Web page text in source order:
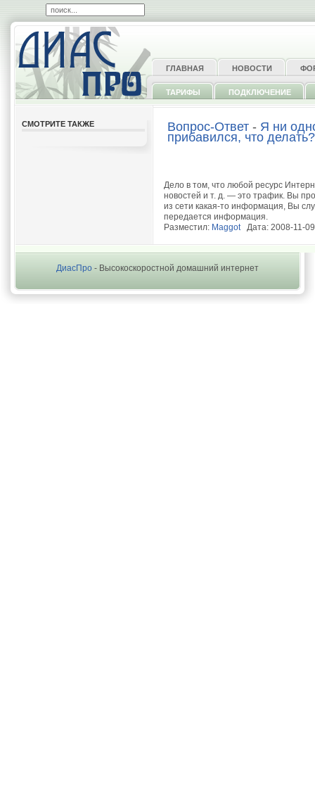
ГЛАВНАЯ НОВОСТИ
ТАРИФЫ ПОДКЛЮЧЕНИЕ
СМОТРИТЕ ТАКЖЕ Вопрос-Ответ - Я ни
прибавился, что делать?
Дело в том, что любой ресурс
новостей и т. д. — это трафик. Вы
из сети какая-то информация, Вы
передается информация.
Разместил: MaggotДата: 2008-11-
ДиасПро - Высокоскоростной домашний интернет